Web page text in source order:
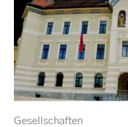
Gesellschaften